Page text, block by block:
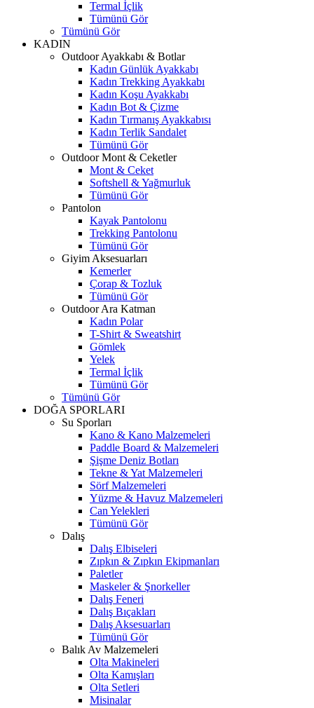
Termal İçlik
Tümünü Gör
Tümünü Gör
KADIN
Outdoor Ayakkabı & Botlar
Kadın Günlük Ayakkabı
Kadın Trekking Ayakkabı
Kadın Koşu Ayakkabı
Kadın Bot & Çizme
Kadın Tırmanış Ayakkabısı
Kadın Terlik Sandalet
Tümünü Gör
Outdoor Mont & Ceketler
Mont & Ceket
Softshell & Yağmurluk
Tümünü Gör
Pantolon
Kayak Pantolonu
Trekking Pantolonu
Tümünü Gör
Giyim Aksesuarları
Kemerler
Çorap & Tozluk
Tümünü Gör
Outdoor Ara Katman
Kadın Polar
T-Shirt & Sweatshirt
Gömlek
Yelek
Termal İçlik
Tümünü Gör
Tümünü Gör
DOĞA SPORLARI
Su Sporları
Kano & Kano Malzemeleri
Paddle Board & Malzemeleri
Şişme Deniz Botları
Tekne & Yat Malzemeleri
Sörf Malzemeleri
Yüzme & Havuz Malzemeleri
Can Yelekleri
Tümünü Gör
Dalış
Dalış Elbiseleri
Zıpkın & Zıpkın Ekipmanları
Paletler
Maskeler & Şnorkeller
Dalış Feneri
Dalış Bıçakları
Dalış Aksesuarları
Tümünü Gör
Balık Av Malzemeleri
Olta Makineleri
Olta Kamışları
Olta Setleri
Misinalar